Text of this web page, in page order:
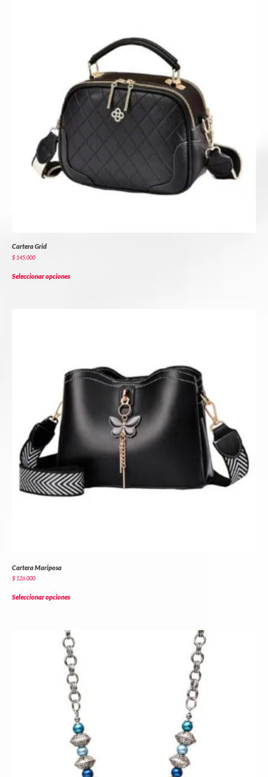
Cartera Grid
$ 145.000
Seleccionar opciones
Cartera Mariposa
$ 126.000
Seleccionar opciones